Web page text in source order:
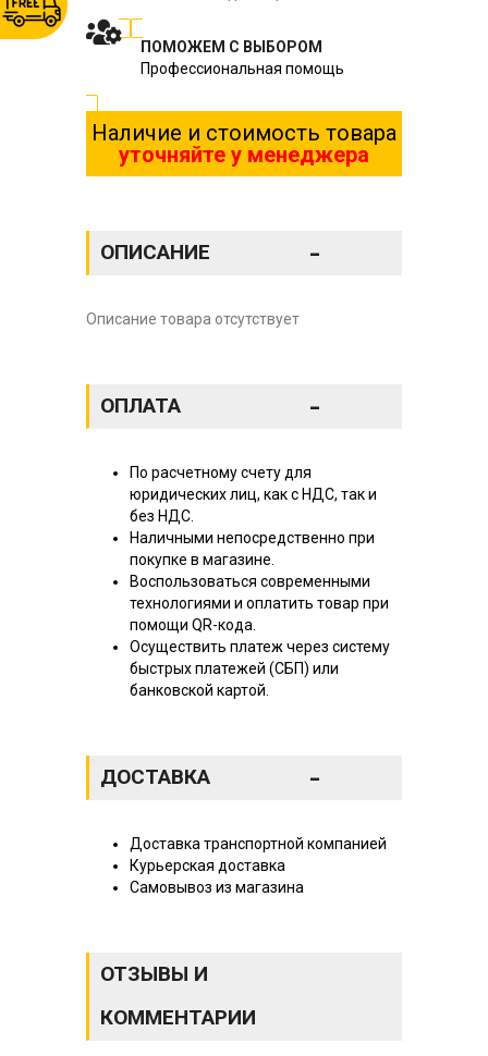
ПОМОЖЕМ С ВЫБОРОМ
Профессиональная помощь
Наличие и стоимость товара
уточняйте у менеджера
ОПИСАНИЕ -
Описание товара отсутствует
ОПЛАТА -
По расчетному счету для
юридических лиц, как с НДС, так и
без НДС.
Наличными непосредственно при
покупке в магазине.
Воспользоваться современными
технологиями и оплатить товар при
помощи QR-кода.
Осуществить платеж через систему
быстрых платежей (СБП) или
банковской картой.
ДОСТАВКА -
Доставка транспортной компанией
Курьерская доставка
Самовывоз из магазина
ОТЗЫВЫ И
КОММЕНТАРИИ